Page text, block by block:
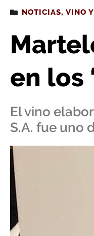
NOTICIAS, VINO
en los
El vino
S.A. fue uno